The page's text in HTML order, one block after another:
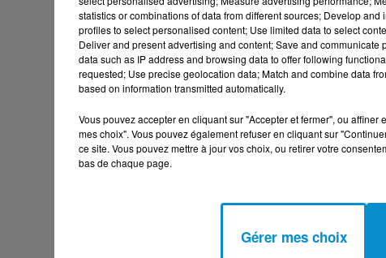
statistics or combinations of data from different sources; Develop
profiles to select personalised content; Use limited data to select
Deliver and present advertising and content; Save and
data such as IP address and browsing data to offer following
requested; Use precise geolocation data; Match and combine data
based on information transmitted automatically.
Vous pouvez accepter en cliquant sur "Accepter et fermer", ou
mes choix". Vous pouvez également refuser en cliquant sur
ce site. Vous pouvez mettre à jour vos choix, ou retirer votre
bas de chaque page.
Gérer mes choix